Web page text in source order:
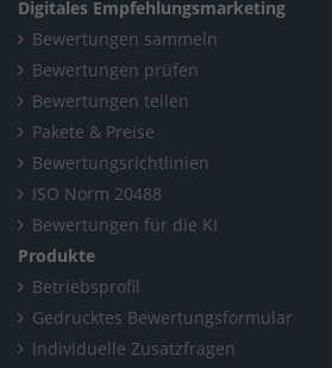
Digitales Empfehlungsmarketing
Bewertungen sammeln
Bewertungen prüfen
Bewertungen teilen
Pakete & Preise
Bewertungsrichtlinien
ISO Norm 20488
Bewertungen für die KI
Produkte
Betriebsprofil
Gedrucktes Bewertungsformular
Individuelle Zusatzfragen